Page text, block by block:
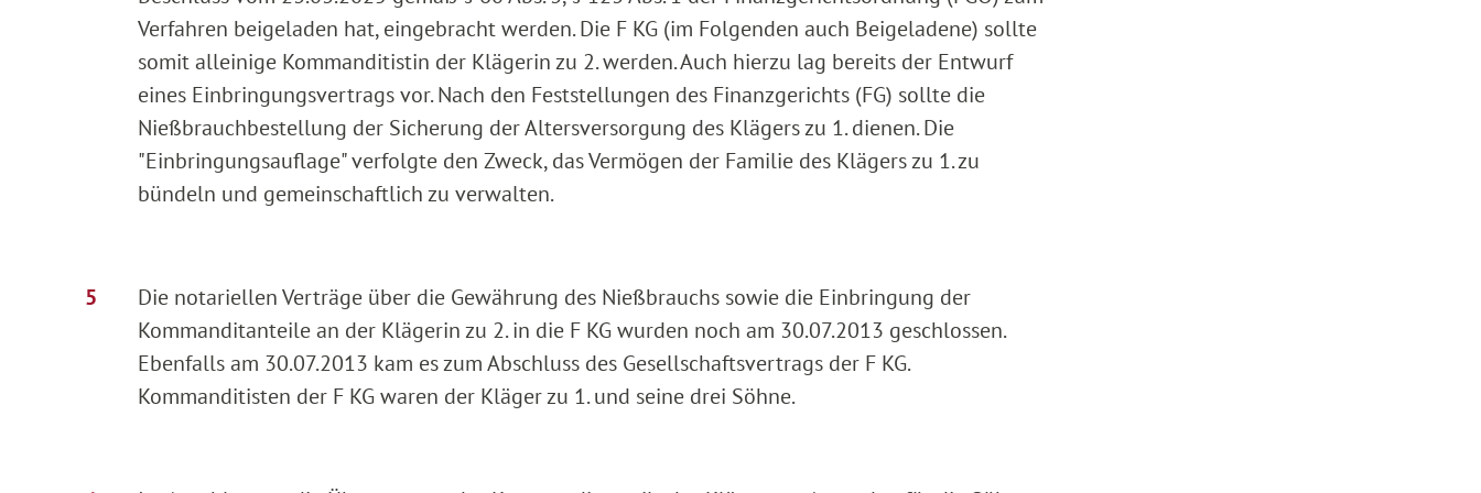
Verfahren beigeladen hat, eingebracht werden. Die F KG (im Folgenden auch Beigeladene) sollte
somit alleinige Kommanditistin der Klägerin zu 2. werden. Auch hierzu lag bereits der Entwurf
eines Einbringungsvertrags vor. Nach den Feststellungen des Finanzgerichts (FG) sollte die
Nießbrauchbestellung der Sicherung der Altersversorgung des Klägers zu 1. dienen. Die
"Einbringungsauflage" verfolgte den Zweck, das Vermögen der Familie des Klägers zu 1. zu
bündeln und gemeinschaftlich zu verwalten.
Die notariellen Verträge über die Gewährung des Nießbrauchs sowie die Einbringung der
Kommanditanteile an der Klägerin zu 2. in die F KG wurden noch am 30.07.2013 geschlossen.
Ebenfalls am 30.07.2013 kam es zum Abschluss des Gesellschaftsvertrags der F KG.
Kommanditisten der F KG waren der Kläger zu 1. und seine drei Söhne.